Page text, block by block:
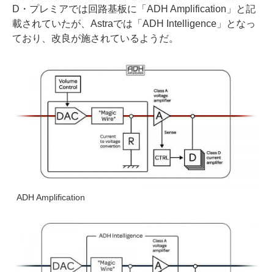
D・プレミアでは回路基板に「ADH Amplification」と記
載されていたが、Astraでは「ADH Intelligence」となっ
ており、改良が施されているようだ。
ADH Amplification